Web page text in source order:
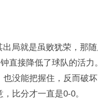
局就是虽败犹荣，那
直接降低了球队的活
没能把握住，反而破
比分才一直是0-0。